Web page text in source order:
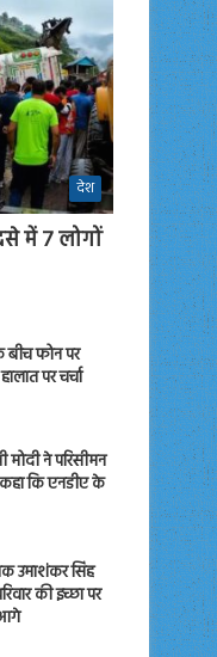
देश
में 7 लोगों
बीच फोन पर
पर चर्चा
मोदी ने परिसीमन
कि एनडीए के
उमाशंकर सिंह
की इच्छा पर